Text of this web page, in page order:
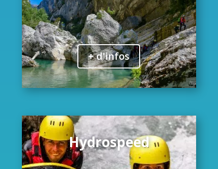
+ d'infos
Hydrospeed